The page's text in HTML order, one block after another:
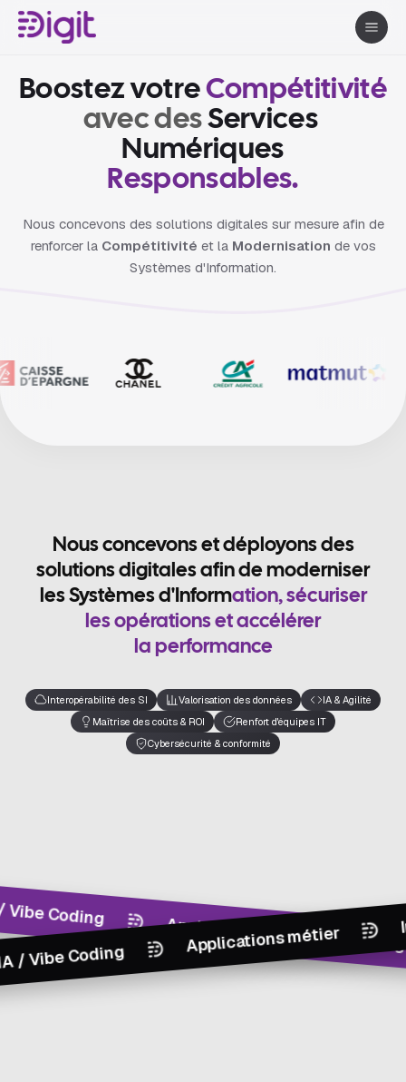
Boostez votre Compétitivité
avec d es Services
N umériques
Responsa b es.
Nous concevons des solutions digitales sur mesure afin de
renforcer la Compétitivité et la Modernisation de vos
Systèmes d'Information.
Nous concevons et d ép oyons d es
so utions d igita es afn d e mod erniser
es Systèmes d 'I nformation, sécuriser
es opérations et accé érer
a performance
Interopérabilité des SI Valorisation des données
IA & Agilité
Maîtrise des coûts & ROI
Renfort d'équipes IT
Cybersécurité & conformité
Applications métier
Ingénierie
Applications métier